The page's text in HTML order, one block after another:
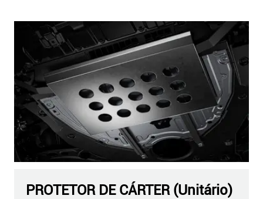
PROTETOR DE CÁRTER (Unitário)